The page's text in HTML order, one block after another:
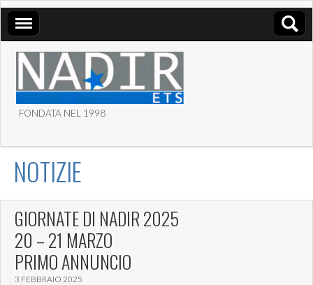
ASSOCIAZIONE NADIR
ETS
FONDATA NEL 1998
NOTIZIE
GIORNATE DI NADIR 2025
20 – 21 MARZO
PRIMO ANNUNCIO
3 FEBBRAIO 2025